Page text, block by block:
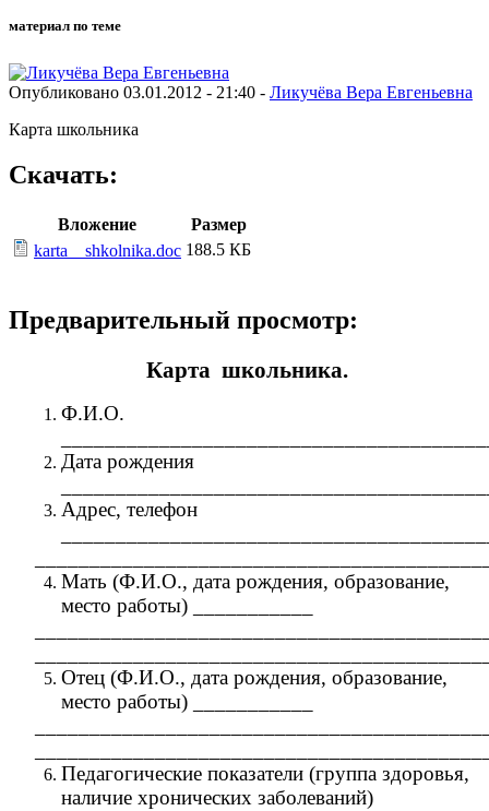
материал по теме
Опубликовано 03.01.2012 - 21:40 - Ликучёва Вера Евгеньевна
Карта школьника
Скачать:
Вложение
Размер
karta__shkolnika.doc 188.5 КБ
Предварительный просмотр:
Карта школьника.
Ф.И.О.
Дата рождения
Адрес, телефон
Мать (Ф.И.О., дата рождения, образование,
место работы) ___________
Отец (Ф.И.О., дата рождения, образование,
место работы) ___________
Педагогические показатели (группа здоровья,
наличие хронических заболеваний)